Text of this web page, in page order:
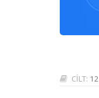
CİLT: 12